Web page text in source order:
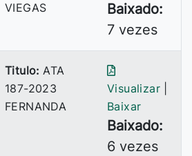
VIEGAS
Baixado:
7 vezes
Titulo: ATA
187-2023
FERNANDA
Visualizar
Baixar
Baixado:
6 vezes